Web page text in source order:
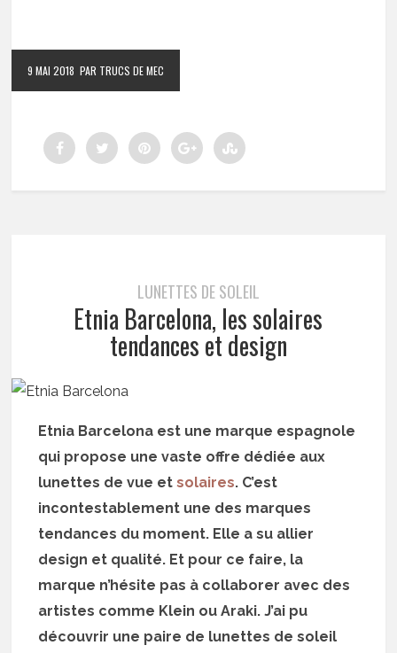
9 MAI 2018 PAR TRUCS DE MEC
LUNETTES DE SOLEIL
Etnia Barcelona, les solaires
tendances et design
Etnia Barcelona est une marque espagnole
qui propose une vaste offre dédiée aux
lunettes de vue etsolaires. C’est
incontestablement une des marques
tendances du moment. Elle a su allier
design et qualité. Et pour ce faire, la
marque n’hésite pas à collaborer avec des
artistes comme Klein ou Araki. J’ai pu
découvrir une paire de lunettes de soleil